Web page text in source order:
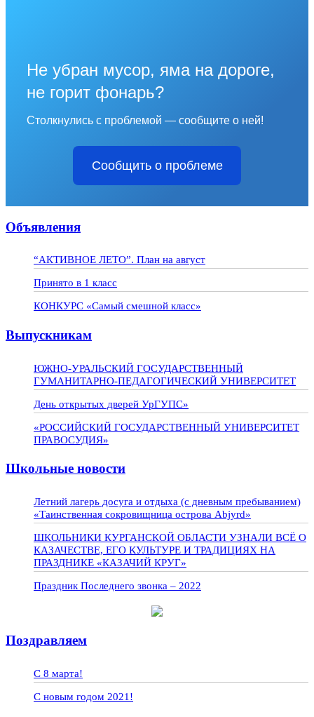
Не убран мусор, яма на дороге,
не горит фонарь?
Столкнулись с проблемой — сообщите о ней!
Сообщить о проблеме
Объявления
“АКТИВНОЕ ЛЕТО”. План на август
Принято в 1 класс
КОНКУРС «Самый смешной класс»
Выпускникам
ЮЖНО-УРАЛЬСКИЙ ГОСУДАРСТВЕННЫЙ
ГУМАНИТАРНО-ПЕДАГОГИЧЕСКИЙ УНИВЕРСИТЕТ
День открытых дверей УрГУПС»
«РОССИЙСКИЙ ГОСУДАРСТВЕННЫЙ УНИВЕРСИТЕТ
ПРАВОСУДИЯ»
Школьные новости
Летний лагерь досуга и отдыха (с дневным пребыванием)
«Таинственная сокровищница острова Abjyrd»
ШКОЛЬНИКИ КУРГАНСКОЙ ОБЛАСТИ УЗНАЛИ ВСЁ О
КАЗАЧЕСТВЕ, ЕГО КУЛЬТУРЕ И ТРАДИЦИЯХ НА
ПРАЗДНИКЕ «КАЗАЧИЙ КРУГ»
Праздник Последнего звонка – 2022
Поздравляем
С 8 марта!
С новым годом 2021!